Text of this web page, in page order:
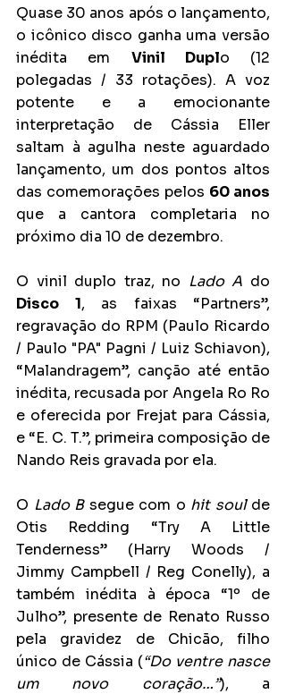
Quase 30 anos após o lançamento,
o icônico disco ganha uma versão
inédita em Vinil Duplo (12
polegadas / 33 rotações). A voz
potente e a emocionante
interpretação de Cássia Eller
saltam à agulha neste aguardado
lançamento, um dos pontos altos
das comemorações pelos 60 anos
que a cantora completaria no
próximo dia 10 de dezembro.
O vinil duplo traz, no Lado A
Disco 1, as faixas “Partners”,
regravação do RPM (Paulo Ricardo
/ Paulo "PA" Pagni / Luiz Schiavon),
“Malandragem”, canção até então
inédita, recusada por Angela Ro Ro
e oferecida por Frejat para Cássia,
e “E. C. T.”, primeira composição de
Nando Reis gravada por ela.
O Lado B segue com o hit soul de
Otis Redding “Try A Little
Tenderness” (Harry Woods /
Jimmy Campbell / Reg Conelly), a
também inédita à época “1º de
Julho”, presente de Renato Russo
pela gravidez de Chicão, filho
único de Cássia (“Do ventre nasce
um novo coração…”), a